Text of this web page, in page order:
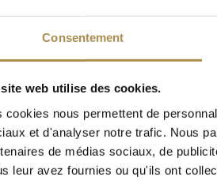
Consentement
site web utilise des cookies.
cookies nous permettent de
et d'analyser notre trafic. Nous
de médias sociaux, de
leur avez fournies ou qu'ils ont